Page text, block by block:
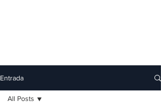
Entrada
All Posts